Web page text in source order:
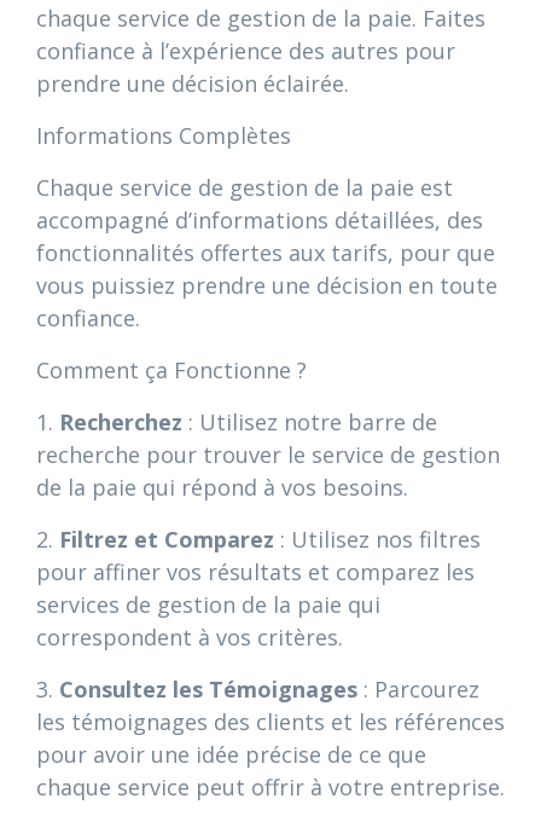
chaque service de gestion de la paie. Faites
confiance à l’expérience des autres pour
prendre une décision éclairée.
Informations Complètes
Chaque service de gestion de la paie est
accompagné d’informations détaillées, des
fonctionnalités offertes aux tarifs, pour que
vous puissiez prendre une décision en toute
confiance.
Comment ça Fonctionne ?
1. Recherchez : Utilisez notre barre de
recherche pour trouver le service de gestion
de la paie qui répond à vos besoins.
2. Filtrez et Comparez : Utilisez nos filtres
pour affiner vos résultats et comparez les
services de gestion de la paie qui
correspondent à vos critères.
3. Consultez les Témoignages : Parcourez
les témoignages des clients et les références
pour avoir une idée précise de ce que
chaque service peut offrir à votre entreprise.